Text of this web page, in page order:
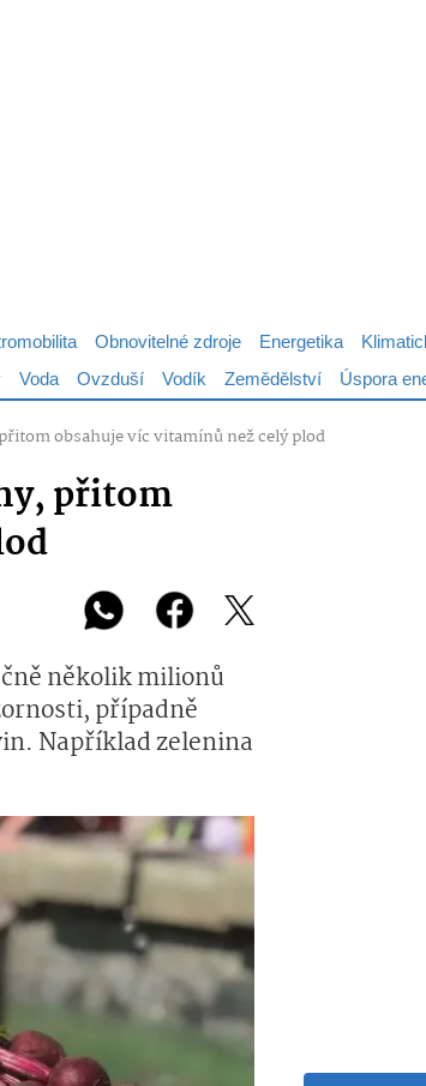
Obnovitelné zdroje Energetika
Voda Ovzduší Vodík Zemědělství Úspora
obsahuje víc vitamínů než celý plod
přitom
několik milionů
případně
Například zelenina